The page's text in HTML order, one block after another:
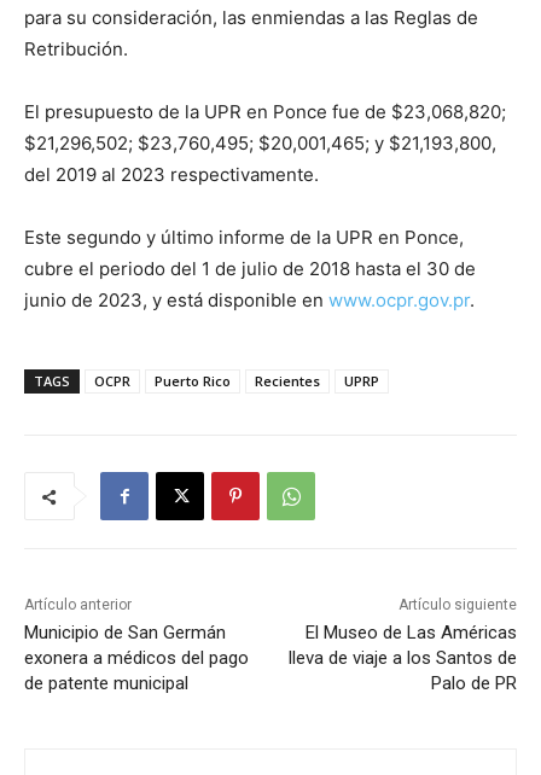
para su consideración, las enmiendas a las Reglas de
Retribución.
El presupuesto de la UPR en Ponce fue de $23,068,820;
$21,296,502; $23,760,495; $20,001,465; y $21,193,800,
del 2019 al 2023 respectivamente.
Este segundo y último informe de la UPR en Ponce,
cubre el periodo del 1 de julio de 2018 hasta el 30 de
junio de 2023, y está disponible en www.ocpr.gov.pr.
TAGS OCPR Puerto Rico Recientes UPRP
Artículo anterior
Municipio de San Germán
exonera a médicos del pago
de patente municipal
Artículo siguiente
El Museo de Las Américas
lleva de viaje a los Santos de
Palo de PR